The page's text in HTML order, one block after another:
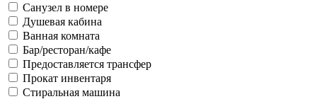
Санузел в номере
Душевая кабина
Ванная комната
Бар/ресторан/кафе
Предоставляется трансфер
Прокат инвентаря
Стиральная машина